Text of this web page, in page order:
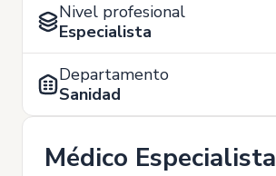
Nivel profesional
Especialista
Departamento
Sanidad
Médico Especialista